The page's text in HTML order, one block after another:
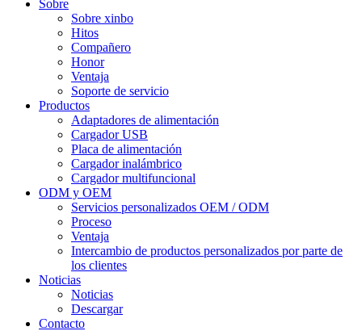
Sobre
Sobre xinbo
Hitos
Compañero
Honor
Ventaja
Soporte de servicio
Productos
Adaptadores de alimentación
Cargador USB
Placa de alimentación
Cargador inalámbrico
Cargador multifuncional
ODM y OEM
Servicios personalizados OEM / ODM
Proceso
Ventaja
Intercambio de productos personalizados por parte de
los clientes
Noticias
Noticias
Descargar
Contacto